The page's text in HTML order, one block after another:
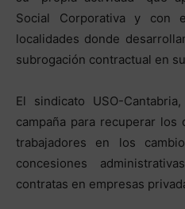
Social Corporativa y con
localidades donde
subrogación contractual en
El sindicato USO-
campaña para recuperar los
trabajadores en los
concesiones
contratas en empresas